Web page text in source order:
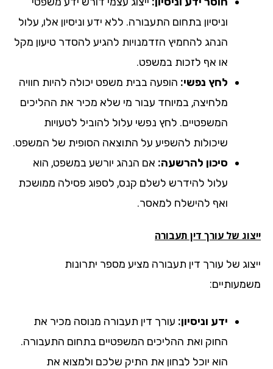
וניסיון בתחום התעבורה. ללא ידע וניסיון אלו, עלול
הנהג להחמיץ הזדמנויות להגיע להסדר טיעון מקל
או אף לזכות במשפט.
לחץ נפשי:הופעה בבית משפט יכולה להיות חוויה
מלחיצה, במיוחד עבור מי שלא מכיר את ההליכים
המשפטיים. לחץ נפשי עלול להוביל לטעויות
שיכולות להשפיע על התוצאה הסופית של המשפט.
סיכון להרשעה:אם הנהג יורשע במשפט, הוא
עלול להידרש לשלם קנס, לספוג פסילה ממושכת
ואף להישלח למאסר.
של עורך דין תעבורה
של עורך דין תעבורה מציע מספר יתרונות
ידע וניסיון:עורך דין תעבורה מנוסה מכיר את
החוק ואת ההליכים המשפטיים בתחום התעבורה.
הוא יוכל לבחון את התיק שלכם ולמצוא את